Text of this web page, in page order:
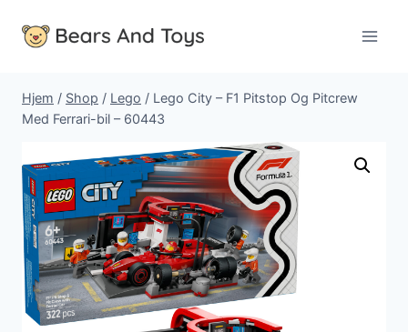
Hjem / Shop / Lego / Lego City – F1 Pitstop Og Pitcrew
Med Ferrari-bil – 60443